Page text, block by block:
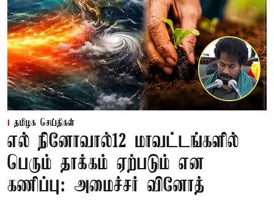
தமிழக செய்திகள்
எல் நினோவால்12 மாவட்டங்களில்
பெரும் தாக்கம் ஏற்படும் என
கணிப்பு: அமைச்சர் வினோத்